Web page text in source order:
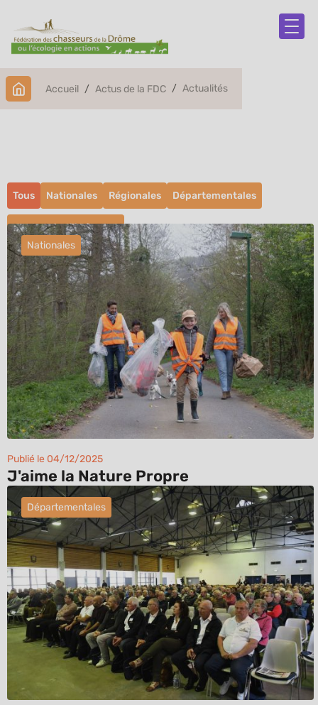
Accueil Actus de la FDC Actualités
Tous Nationales Régionales Départementales
La vie de la fédération
Nationales
Publié le 04/12/2025
J'aime la Nature Propre
Départementales